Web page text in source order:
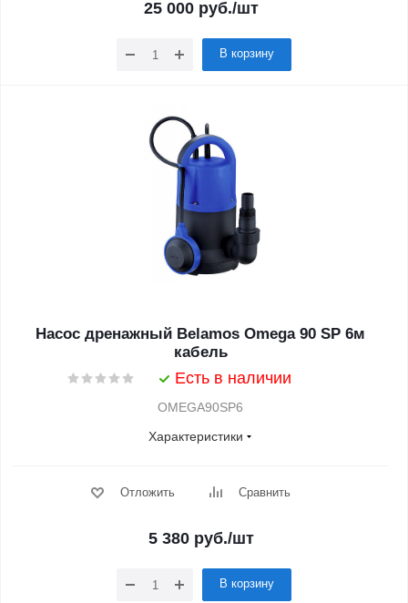
25 000руб./шт
В корзину
Насос дренажный Belamos Omega 90 SP 6м
кабель
Есть в наличии
OMEGA90SP6
Характеристики
Отложить Сравнить
5 380руб./шт
В корзину